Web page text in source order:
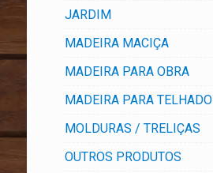
JARDIM
MADEIRA MACIÇA
MADEIRA PARA OBRA
MADEIRA PARA TELHADO
MOLDURAS / TRELIÇAS
OUTROS PRODUTOS